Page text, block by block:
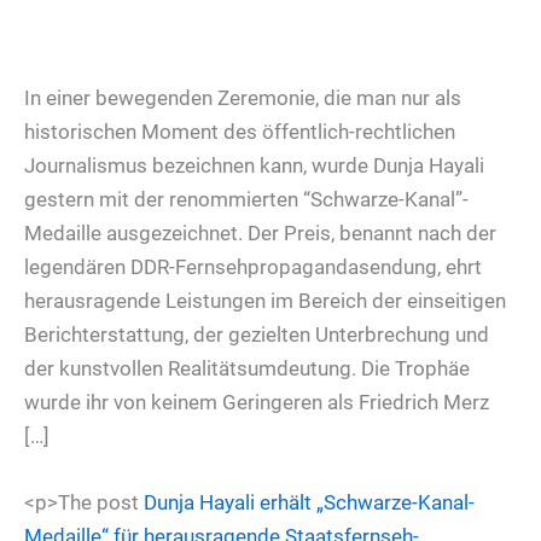
In einer bewegenden Zeremonie, die man nur als
historischen Moment des öffentlich-rechtlichen
Journalismus bezeichnen kann, wurde Dunja Hayali
gestern mit der renommierten “Schwarze-Kanal”-
Medaille ausgezeichnet. Der Preis, benannt nach der
legendären DDR-Fernsehpropagandasendung, ehrt
herausragende Leistungen im Bereich der einseitigen
Berichterstattung, der gezielten Unterbrechung und
der kunstvollen Realitätsumdeutung. Die Trophäe
wurde ihr von keinem Geringeren als Friedrich Merz
[…]
<p>The post Dunja Hayali erhält „Schwarze-Kanal-
Medaille“ für herausragende Staatsfernseh-